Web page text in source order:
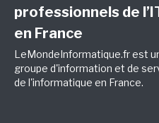
professionnels de
en France
LeMondeInformatique.fr est
groupe d'information et de
de l'informatique en France.